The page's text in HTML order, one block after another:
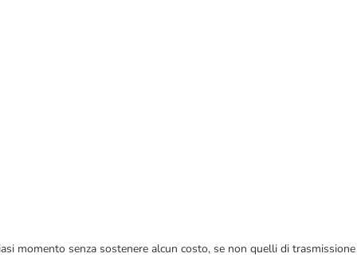
momento senza sostenere alcun costo, se non quelli di trasmissione